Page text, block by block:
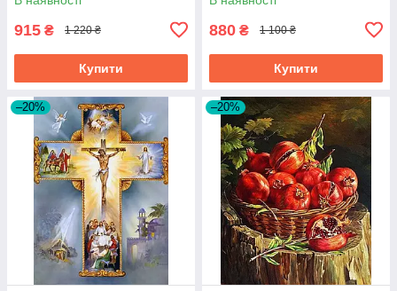
915 ₴ 1 220 ₴
Купити
880 ₴ 1 100 ₴
Купити
–20% –20%